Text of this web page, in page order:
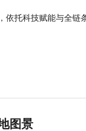
依托科技赋能与全链
图景